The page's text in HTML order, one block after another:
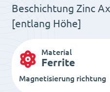
Beschichtung Zinc
[entlang Höhe]
Material
Ferrite
Magnetisierung richtung